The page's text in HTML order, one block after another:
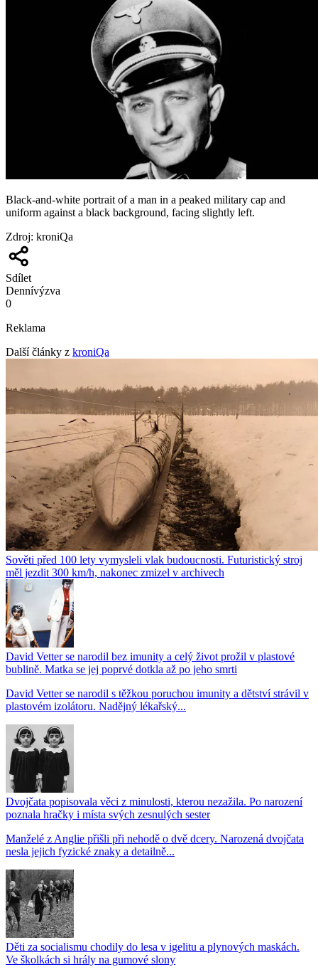
Black-and-white portrait of a man in a peaked military cap and
uniform against a black background, facing slightly left.
Zdroj: kroniQa
Sdílet
Dennívýzva
0
Reklama
Další články z kroniQa
Sověti před 100 lety vymysleli vlak budoucnosti. Futuristický stroj
měl jezdit 300 km/h, nakonec zmizel v archivech
David Vetter se narodil bez imunity a celý život prožil v plastové
bublině. Matka se jej poprvé dotkla až po jeho smrti
David Vetter se narodil s těžkou poruchou imunity a dětství strávil v
plastovém izolátoru. Nadějný lékařský...
Dvojčata popisovala věci z minulosti, kterou nezažila. Po narození
poznala hračky i místa svých zesnulých sester
Manželé z Anglie přišli při nehodě o dvě dcery. Narozená dvojčata
nesla jejich fyzické znaky a detailně...
Děti za socialismu chodily do lesa v igelitu a plynových maskách.
Ve školkách si hrály na gumové slony